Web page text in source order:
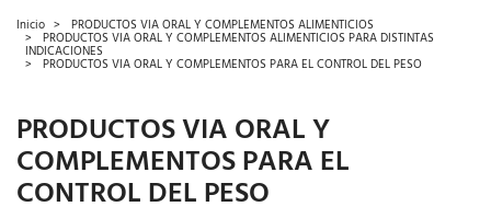
Inicio PRODUCTOS VIA ORAL Y COMPLEMENTOS ALIMENTICIOS
PRODUCTOS VIA ORAL Y COMPLEMENTOS ALIMENTICIOS PARA DISTINTAS
INDICACIONES
PRODUCTOS VIA ORAL Y COMPLEMENTOS PARA EL CONTROL DEL PESO
PRODUCTOS VIA ORAL Y
COMPLEMENTOS PARA EL
CONTROL DEL PESO